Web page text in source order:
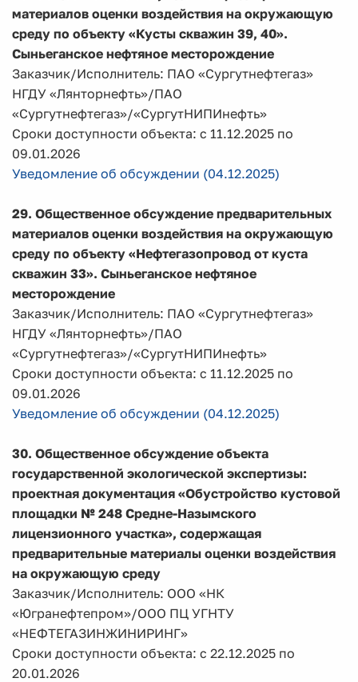
материалов оценки воздействия на окружающую
среду по объекту «Кусты скважин 39, 40».
Сыньеганское нефтяное месторождение
Заказчик/Исполнитель: ПАО «Сургутнефтегаз»
НГДУ «Лянторнефть»/ПАО
«Сургутнефтегаз»/«СургутНИПИнефть»
Сроки доступности объекта: с 11.12.2025 по
09.01.2026
Уведомление об обсуждении (04.12.2025)
29. Общественное обсуждение предварительных
материалов оценки воздействия на окружающую
среду по объекту «Нефтегазопровод от куста
скважин 33». Сыньеганское нефтяное
месторождение
Заказчик/Исполнитель: ПАО «Сургутнефтегаз»
НГДУ «Лянторнефть»/ПАО
«Сургутнефтегаз»/«СургутНИПИнефть»
Сроки доступности объекта: с 11.12.2025 по
09.01.2026
Уведомление об обсуждении (04.12.2025)
30. Общественное обсуждение объекта
государственной экологической экспертизы:
проектная документация «Обустройство кустовой
площадки № 248 Средне-Назымского
лицензионного участка», содержащая
предварительные материалы оценки воздействия
на окружающую среду
Заказчик/Исполнитель: ООО «НК
«Югранефтепром»/ООО ПЦ УГНТУ
«НЕФТЕГАЗИНЖИНИРИНГ»
Сроки доступности объекта: с 22.12.2025 по
20.01.2026